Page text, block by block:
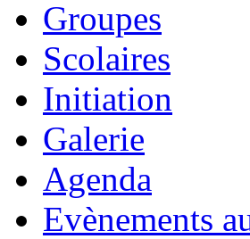
Groupes
Scolaires
Initiation
Galerie
Agenda
Evènements